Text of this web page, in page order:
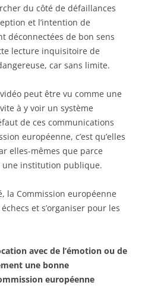
du côté de défaillances
et l’intention de
déconnectées de bon sens
lecture inquisitoire de
car sans limite.
peut être vu comme une
à y voir un système
de ces communications
européenne, c’est qu’elles
elles-mêmes que parce
une institution publique.
la Commission européenne
et s’organiser pour les
avec de l’émotion ou de
une bonne
européenne